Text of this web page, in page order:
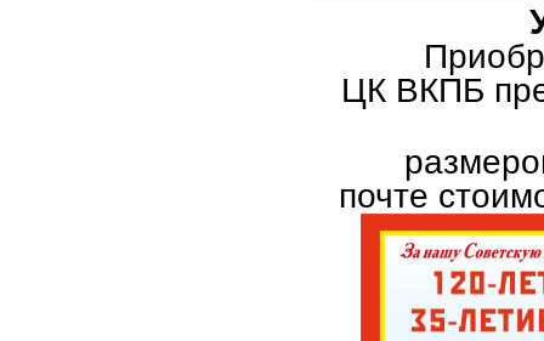
ЦК ВКПБ
почте